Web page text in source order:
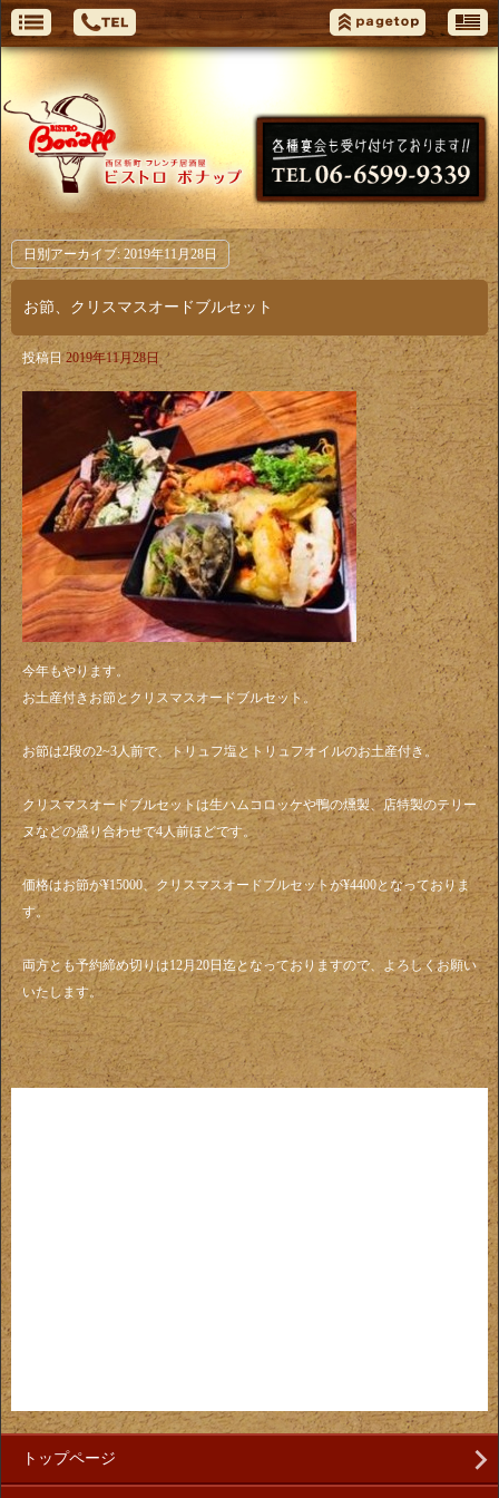
日別アーカイブ: 2019年11月28日
お節、クリスマスオードブルセット
投稿日 2019年11月28日
今年もやります。
お土産付きお節とクリスマスオードブルセット。
お節は2段の2~3人前で、トリュフ塩とトリュフオイルのお土産付き。
クリスマスオードブルセットは生ハムコロッケや鴨の燻製、店特製のテリー
ヌなどの盛り合わせで4人前ほどです。
価格はお節が¥15000、クリスマスオードブルセットが¥4400となっておりま
す。
両方とも予約締め切りは12月20日迄となっておりますので、よろしくお願い
いたします。
トップページ